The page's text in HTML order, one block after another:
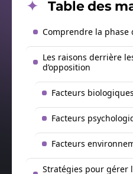
Table des
Comprendre la phase
Les raisons derrière
d’opposition
Facteurs biologiques
Facteurs
Facteurs
Stratégies pour gérer